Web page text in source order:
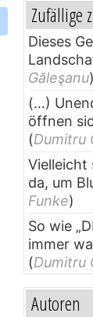
Zufällige
Dieses
Găleşanu)
(…)
öffnen
(Dumitru
Vielleicht
da, um
Funke)
So wie
immer
(Dumitru
Autoren